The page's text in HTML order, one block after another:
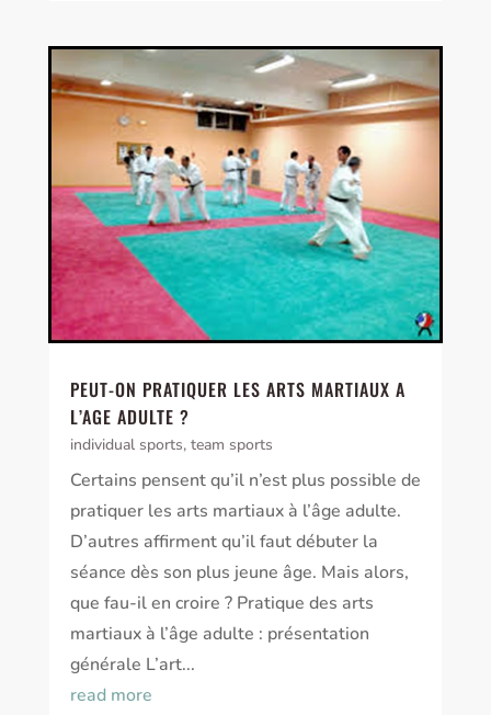
PEUT-ON PRATIQUER LES ARTS MARTIAUX A
L’AGE ADULTE ?
individual sports, team sports
Certains pensent qu’il n’est plus possible de
pratiquer les arts martiaux à l’âge adulte.
D’autres affirment qu’il faut débuter la
séance dès son plus jeune âge. Mais alors,
que fau-il en croire ? Pratique des arts
martiaux à l’âge adulte : présentation
générale L’art...
read more